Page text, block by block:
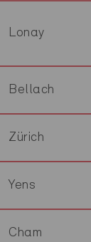
Lonay
Bellach
Zürich
Yens
Cham